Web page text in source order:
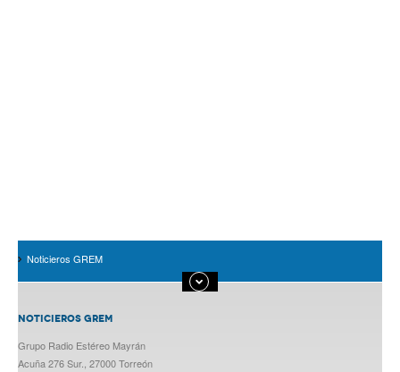
Noticieros GREM
NOTICIEROS GREM
Grupo Radio Estéreo Mayrán
Acuña 276 Sur., 27000 Torreón